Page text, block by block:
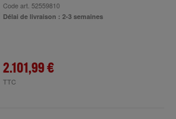
Code art. 52559810
Délai de livraison : 2-3 semaines
2.101,99 €
TTC